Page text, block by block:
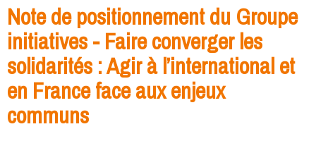
Note de positionnement du Groupe
initiatives - Faire converger les
solidarités : Agir à l’international et
en France face aux enjeux
communs